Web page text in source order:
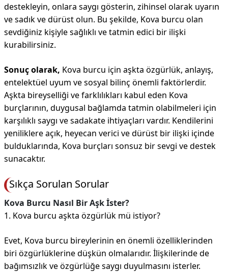
destekleyin, onlara saygı gösterin, zihinsel olarak uyarın
ve sadık ve dürüst olun. Bu şekilde, Kova burcu olan
sevdiğiniz kişiyle sağlıklı ve tatmin edici bir ilişki
kurabilirsiniz.
Sonuç olarak, Kova burcu için aşkta özgürlük, anlayış,
entelektüel uyum ve sosyal bilinç önemli faktörlerdir.
Aşkta bireyselliği ve farklılıkları kabul eden Kova
burçlarının, duygusal bağlamda tatmin olabilmeleri için
karşılıklı saygı ve sadakate ihtiyaçları vardır. Kendilerini
yeniliklere açık, heyecan verici ve dürüst bir ilişki içinde
bulduklarında, Kova burçları sonsuz bir sevgi ve destek
sunacaktır.
Sıkça Sorulan Sorular
Kova Burcu Nasıl Bir Aşk İster?
1. Kova burcu aşkta özgürlük mü istiyor?
Evet, Kova burcu bireylerinin en önemli özelliklerinden
biri özgürlüklerine düşkün olmalarıdır. İlişkilerinde de
bağımsızlık ve özgürlüğe saygı duyulmasını isterler.